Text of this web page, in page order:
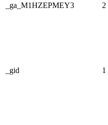
_ga_M1HZEPMEY3
2
_gid 1